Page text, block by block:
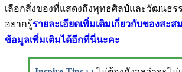
เลือกสิ่งของที่แสดงถึงพุทธศิลป์และวัฒนธร
อยากรู้รายละเอียดเพิ่มเติมเกี่ยวกับของส
ข้อมูลเพิ่มเติมได้อีกที่นี่นะคะ